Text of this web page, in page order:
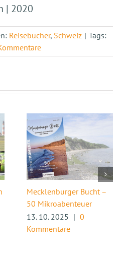
| 2020
Reisebücher, Schweiz | Tags:
Mecklenburger Bucht –
50 Mikroabenteuer
13. 10. 2025 | 0
Kommentare